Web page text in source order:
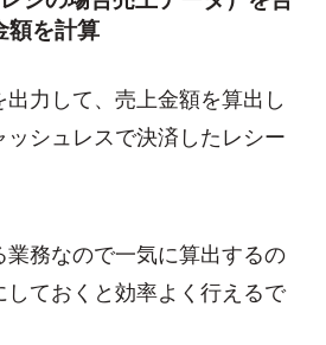
額を計算
力して、売上金額を算出し
ッシュレスで決済したレシー
務なので一気に算出するの
しておくと効率よく行えるで